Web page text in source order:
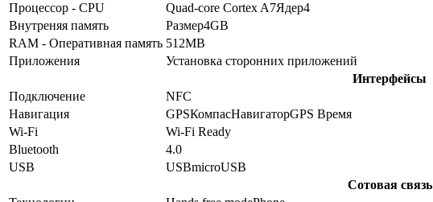
Процессор - CPU
Quad-core Cortex A7Ядер4
Внутреняя память
Размер4GB
RAM - Оперативная память 512MB
Приложения
Установка сторонних приложений
Интерфейсы
Подключение
NFC
Навигация
GPSКомпасНавигаторGPS Время
Wi-Fi
Wi-Fi Ready
Bluetooth
4.0
USB
USBmicroUSB
Сотовая связь